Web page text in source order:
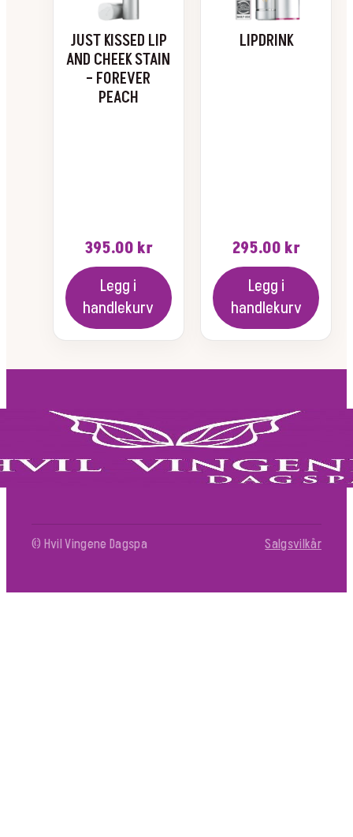
JUST KISSED LIP
AND CHEEK STAIN
– FOREVER
PEACH
395.00 kr
Legg i
handlekurv
LIPDRINK
295.00 kr
Legg i
handlekurv
velges
© Hvil Vingene Dagspa Salgsvilkår